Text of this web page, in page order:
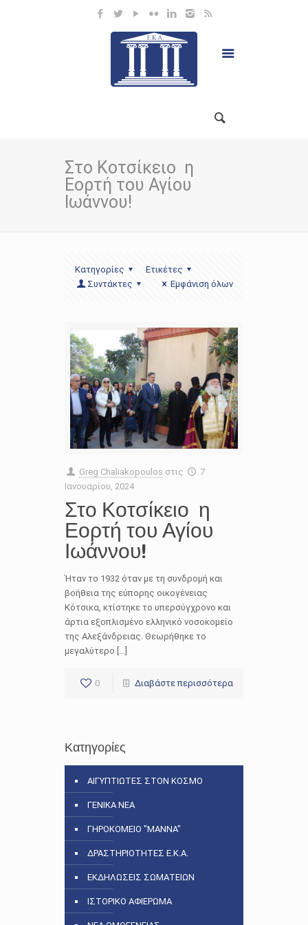
Στο Κοτσίκειο η
Εορτή του Αγίου
Ιωάννου!
Κατηγορίες
Ετικέτες
Συντάκτες
Εμφάνιση όλων
Greg Chaliakopoulos στις
7
Ιανουαρίου, 2024
Στο Κοτσίκειο η
Εορτή του Αγίου
Ιωάννου!
Ήταν το 1932 όταν με τη συνδρομή και
βοήθεια της εύπορης οικογένειας
Κότσικα, κτίστηκε το υπερσύγχρονο και
άρτια εξοπλισμένο ελληνικό νοσοκομείο
της Αλεξάνδρειας. Θεωρήθηκε το
μεγαλύτερο […]
0 Διαβάστε περισσότερα
Κατηγορίες
ΑΙΓΥΠΤΙΩΤΕΣ ΣΤΟΝ ΚΟΣΜΟ
ΓΕΝΙΚΑ ΝΕΑ
ΓΗΡΟΚΟΜΕΙΟ "ΜΑΝΝΑ"
ΔΡΑΣΤΗΡΙΟΤΗΤΕΣ Ε.Κ.Α.
ΕΚΔΗΛΩΣΕΙΣ ΣΩΜΑΤΕΙΩΝ
ΙΣΤΟΡΙΚΟ ΑΦΙΕΡΩΜΑ